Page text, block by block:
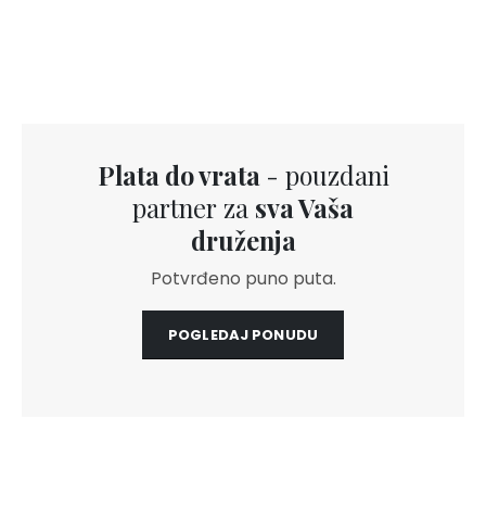
Plata do vrata - pouzdani
partner za sva Vaša
druženja
Potvrđeno puno puta.
POGLEDAJ PONUDU